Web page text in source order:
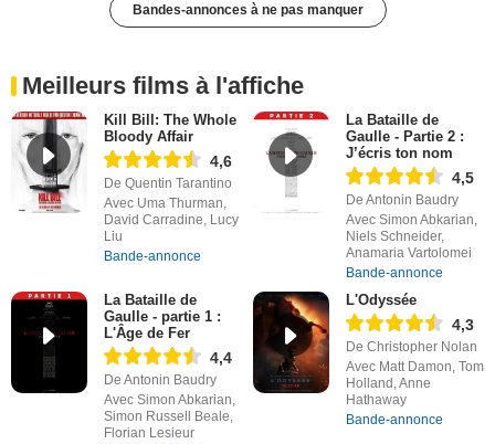
Bandes-annonces à ne pas manquer
Meilleurs films à l'affiche
Kill Bill: The Whole
Bloody Affair
4,6
De Quentin Tarantino
Avec Uma Thurman,
David Carradine, Lucy
Liu
Bande-annonce
La Bataille de
Gaulle - Partie 2 :
J’écris ton nom
4,5
De Antonin Baudry
Avec Simon Abkarian,
Niels Schneider,
Anamaria Vartolomei
Bande-annonce
La Bataille de
Gaulle - partie 1 :
L'Âge de Fer
4,4
De Antonin Baudry
Avec Simon Abkarian,
Simon Russell Beale,
Florian Lesieur
L'Odyssée
4,3
De Christopher Nolan
Avec Matt Damon, Tom
Holland, Anne
Hathaway
Bande-annonce